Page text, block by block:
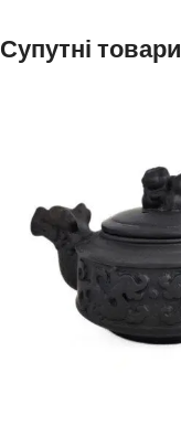
Супутні товари